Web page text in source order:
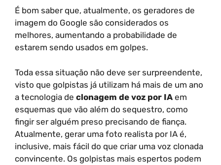
É bom saber que, atualmente, os geradores de
imagem do Google são considerados os
melhores, aumentando a probabilidade de
estarem sendo usados em golpes.
Toda essa situação não deve ser surpreendente,
visto que golpistas já utilizam há mais de um ano
a tecnologia de clonagem de voz por IA em
esquemas que vão além do sequestro, como
fingir ser alguém preso precisando de fiança.
Atualmente, gerar uma foto realista por IA é,
inclusive, mais fácil do que criar uma voz clonada
convincente. Os golpistas mais espertos podem